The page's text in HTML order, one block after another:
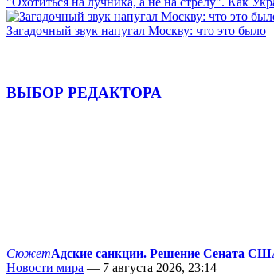
Загадочный звук напугал Москву: что это было
ВЫБОР РЕДАКТОРА
СюжетАдские санкции. Решение Сената
Новости мира — 7 августа 2026, 23:14